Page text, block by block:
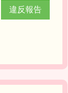
違反報告